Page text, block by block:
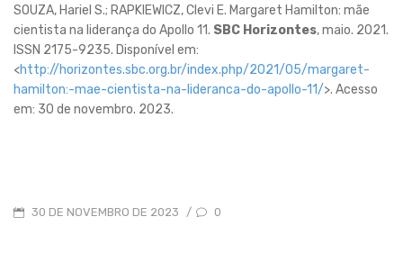
SOUZA, Hariel S.; RAPKIEWICZ, Clevi E. Margaret Hamilton: mãe
cientista na liderança do Apollo 11. SBC Horizontes, maio. 2021.
ISSN 2175-9235. Disponível em:
<http://horizontes.sbc.org.br/index.php/2021/05/margaret-
hamilton:-mae-cientista-na-lideranca-do-apollo-11/>. Acesso
em: 30 de novembro. 2023.
POSTED
30 DE NOVEMBRO DE 2023 / 0